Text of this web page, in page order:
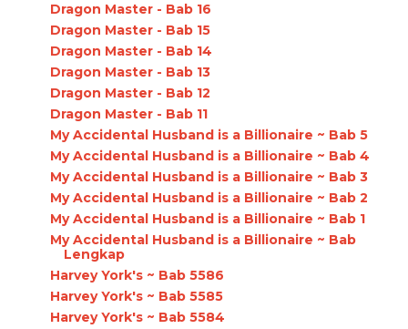
Dragon Master - Bab 16
Dragon Master - Bab 15
Dragon Master - Bab 14
Dragon Master - Bab 13
Dragon Master - Bab 12
Dragon Master - Bab 11
My Accidental Husband is a Billionaire ~ Bab 5
My Accidental Husband is a Billionaire ~ Bab 4
My Accidental Husband is a Billionaire ~ Bab 3
My Accidental Husband is a Billionaire ~ Bab 2
My Accidental Husband is a Billionaire ~ Bab 1
My Accidental Husband is a Billionaire ~ Bab
Lengkap
Harvey York's ~ Bab 5586
Harvey York's ~ Bab 5585
Harvey York's ~ Bab 5584